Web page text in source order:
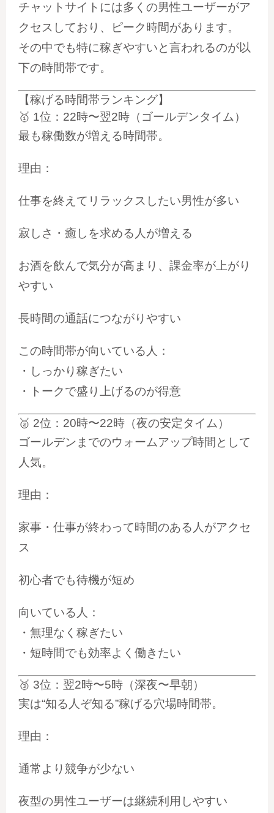
チャットサイトには多くの男性ユーザーがア
クセスしており、ピーク時間があります。
その中でも特に稼ぎやすいと言われるのが以
下の時間帯です。
【稼げる時間帯ランキング】
🥇 1位：22時〜翌2時（ゴールデンタイム）
最も稼働数が増える時間帯。
理由：
仕事を終えてリラックスしたい男性が多い
寂しさ・癒しを求める人が増える
お酒を飲んで気分が高まり、課金率が上がり
やすい
長時間の通話につながりやすい
この時間帯が向いている人：
・しっかり稼ぎたい
・トークで盛り上げるのが得意
🥈 2位：20時〜22時（夜の安定タイム）
ゴールデンまでのウォームアップ時間として
人気。
理由：
家事・仕事が終わって時間のある人がアクセ
ス
初心者でも待機が短め
向いている人：
・無理なく稼ぎたい
・短時間でも効率よく働きたい
🥉 3位：翌2時〜5時（深夜〜早朝）
実は“知る人ぞ知る”稼げる穴場時間帯。
理由：
通常より競争が少ない
夜型の男性ユーザーは継続利用しやすい